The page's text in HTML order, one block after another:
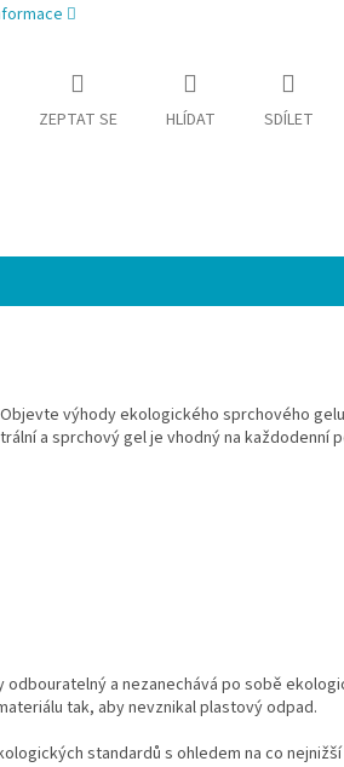
ZEPTAT SE HLÍDAT SDÍLET
výhody ekologického sprchového
a sprchový gel je vhodný na každodenní
a nezanechává po sobě
tak, aby nevznikal plastový odpad.
standardů s ohledem na co